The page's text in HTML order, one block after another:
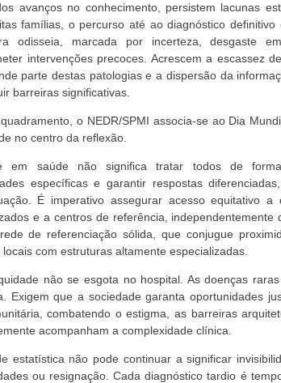
avanços no conhecimento, persistem lacunas
famílias, o percurso até ao diagnóstico
odisseia, marcada por incerteza, desgaste
intervenções precoces. Acrescem a escassez
parte destas patologias e a dispersão da
barreiras significativas.
o NEDR/SPMI associa-se ao Dia
no centro da reflexão.
em saúde não significa tratar todos de
específicas e garantir respostas
É imperativo assegurar acesso equitativo a
e a centros de referência, independentemente
de referenciação sólida, que conjugue
com estruturas altamente especializadas.
não se esgota no hospital. As doenças
Exigem que a sociedade garanta oportunidades
combatendo o estigma, as barreiras
acompanham a complexidade clínica.
estatística não pode continuar a significar
ou resignação. Cada diagnóstico tardio é